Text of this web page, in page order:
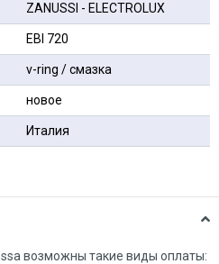
ZANUSSI - ELECTROLUX
EBI 720
v-ring / смазка
новое
Италия
возможны такие виды оплаты: